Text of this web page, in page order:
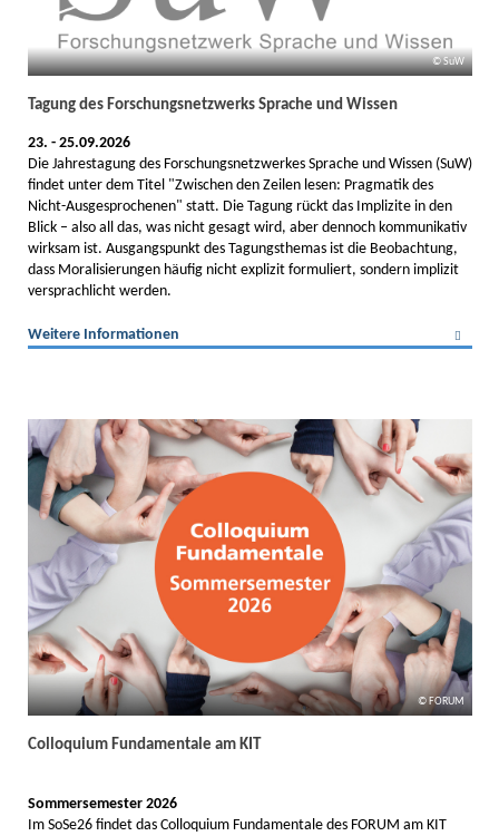
SuW
Tagung des Forschungsnetzwerks Sprache und Wissen
23. - 25.09.2026
Die Jahrestagung des Forschungsnetzwerkes Sprache und Wissen (SuW)
findet unter dem Titel "Zwischen den Zeilen lesen: Pragmatik des
Nicht-Ausgesprochenen" statt. Die Tagung rückt das Implizite in den
Blick – also all das, was nicht gesagt wird, aber dennoch kommunikativ
wirksam ist. Ausgangspunkt des Tagungsthemas ist die Beobachtung,
dass Moralisierungen häufig nicht explizit formuliert, sondern implizit
versprachlicht werden.
Weitere Informationen
FORUM
Colloquium Fundamentale am KIT
Sommersemester 2026
Im SoSe26 findet das Colloquium Fundamentale des FORUM am KIT